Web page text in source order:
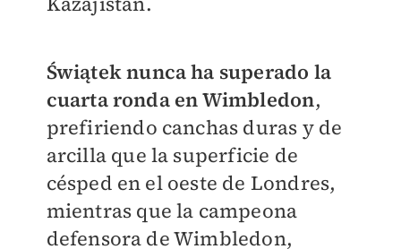
Świątek nunca ha superado la
cuarta ronda en Wimbledon,
prefiriendo canchas duras y de
arcilla que la superficie de
césped en el oeste de Londres,
mientras que la campeona
defensora de Wimbledon,